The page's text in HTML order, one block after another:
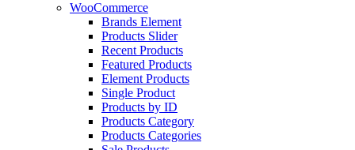
WooCommerce
Brands Element
Products Slider
Recent Products
Featured Products
Element Products
Single Product
Products by ID
Products Category
Products Categories